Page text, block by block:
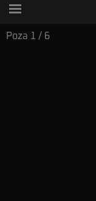
Poza 1 / 6